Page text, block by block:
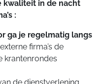
kwaliteit in de nacht
:
ga je regelmatig langs
firma’s de
krantenrondes